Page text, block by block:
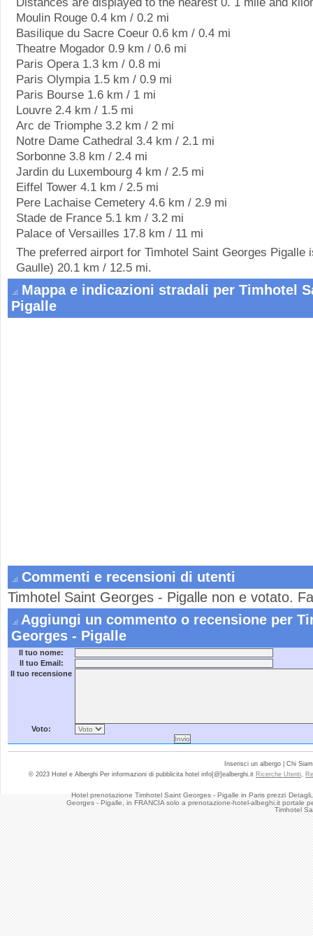
Hotel prenotazione Timhotel Saint Georges - Pigalle in Paris prezzi
Georges - Pigalle, in FRANCIA solo a prenotazione-hotel-albeghi.it portale
Timhotel
Moulin Rouge 0.4 km / 0.2 mi
Basilique du Sacre Coeur 0.6 km / 0.4 mi
Theatre Mogador 0.9 km / 0.6 mi
Paris Opera 1.3 km / 0.8 mi
Paris Olympia 1.5 km / 0.9 mi
Paris Bourse 1.6 km / 1 mi
Louvre 2.4 km / 1.5 mi
Arc de Triomphe 3.2 km / 2 mi
Notre Dame Cathedral 3.4 km / 2.1 mi
Sorbonne 3.8 km / 2.4 mi
Jardin du Luxembourg 4 km / 2.5 mi
Eiffel Tower 4.1 km / 2.5 mi
Pere Lachaise Cemetery 4.6 km / 2.9 mi
Stade de France 5.1 km / 3.2 mi
Palace of Versailles 17.8 km / 11 mi
The preferred airport for Timhotel Saint Georges Pigalle
Gaulle) 20.1 km / 12.5 mi.
Mappa e indicazioni stradali per Timhotel
Pigalle
Commenti e recensioni di utenti
Timhotel Saint Georges - Pigalle non e votato.
Aggiungi un commento o recensione per
Georges - Pigalle
Il tuo nome:
Il tuo Email:
Il tuo recensione
Voto:
Inserisci un albergo | Chi
© 2023 Hotel e Alberghi Per informazioni di pubblicita hotel info[@]ealberghi.it Ricerche Utenti,